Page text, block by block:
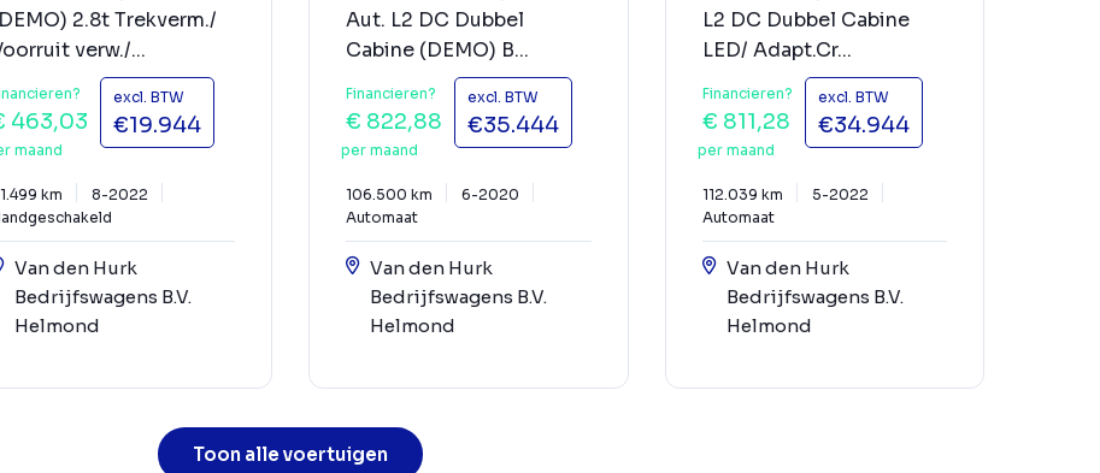
2.8t Trekverm./
verw./...
463,03
maand
excl. BTW
€19.944
km
8-2022
Van den Hurk
Bedrijfswagens B.V.
Helmond
Aut. L2 DC Dubbel
Cabine (DEMO) B...
Financieren?
€ 822,88
per maand
excl. BTW
€35.444
106.500 km
6-2020
Automaat
Van den Hurk
Bedrijfswagens B.V.
Helmond
L2 DC Dubbel Cabine
LED/ Adapt.Cr...
Financieren?
€ 811,28
per maand
excl. BTW
€34.944
112.039 km
5-2022
Automaat
Van den Hurk
Bedrijfswagens B.V.
Helmond
Toon alle voertuigen